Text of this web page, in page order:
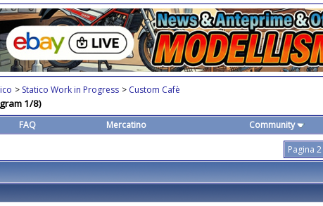
> Statico Work in Progress > Custom Cafè
1/8)
FAQ Mercatino Community
Pagina